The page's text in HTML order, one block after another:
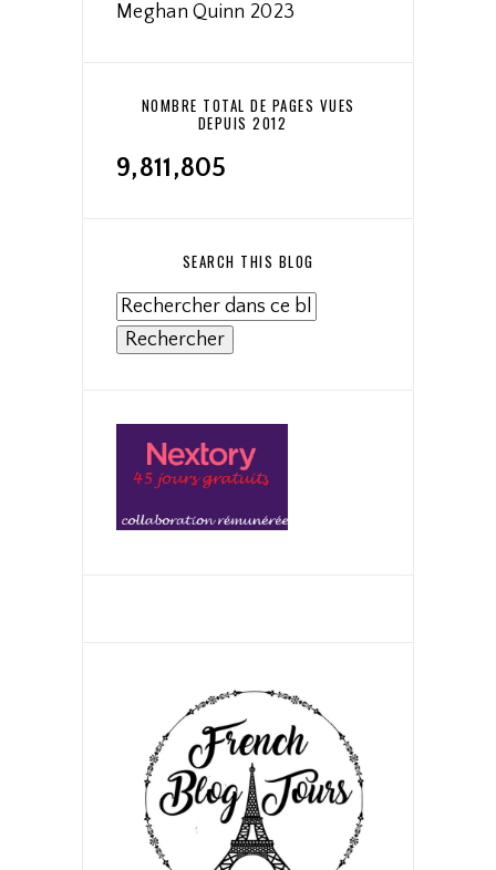
Meghan Quinn 2023
NOMBRE TOTAL DE PAGES VUES
DEPUIS 2012
9,811,805
SEARCH THIS BLOG